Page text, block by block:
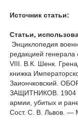
Источник статьи:
Статьи,
Энциклопедия
редакцией
VIII. В.К. Шенк.
книжка
Заиончковский.
ЗАЩИТНИКОВ. 1904
армии, убитых и
Сост. С. В. Львов. —